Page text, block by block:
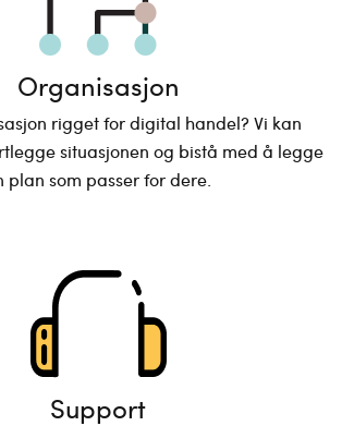
Organisasjon
rigget for digital handel? Vi kan
situasjonen og bistå med å legge
plan som passer for dere.
Support